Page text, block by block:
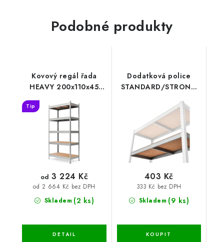
Podobné produkty
Kovový regál řada
HEAVY 200x110x45
Tip
Skladem (2 ks)
od 2 664 Kč bez DPH
od 3 224 Kč
Dodatková police
STANDARD/STRONG
Skladem (9 ks)
333 Kč bez DPH
403 Kč